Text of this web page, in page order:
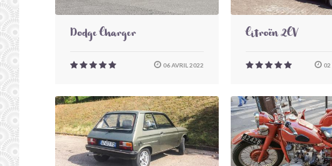
Dodge Charger
06 AVRIL 2022
Citroën 2CV